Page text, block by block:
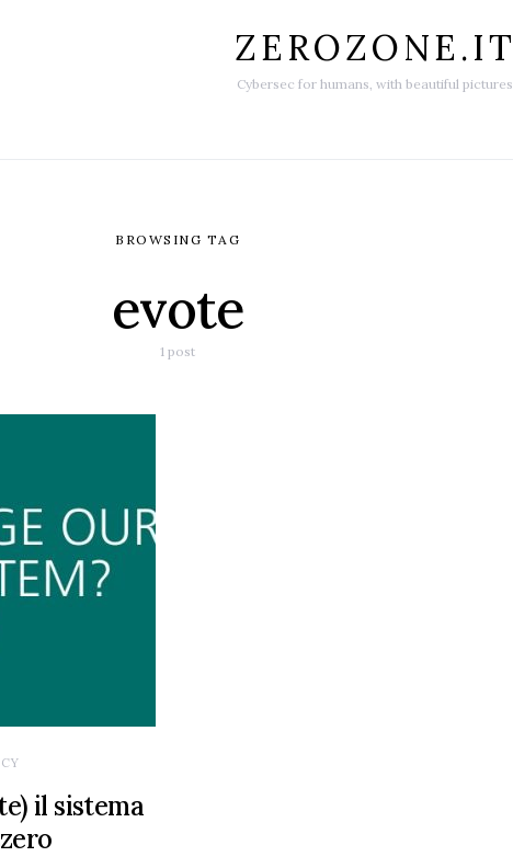
ZEROZONE.IT
Cybersec for humans, with beautiful pictures
BROWSING TAG
evote
1 post
il sistema